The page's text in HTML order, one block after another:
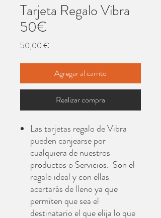
Tarjeta Regalo Vibra
50€
50,00 €
Agregar al carrito
Realizar compra
Las tarjetas regalo de Vibra
pueden canjearse por
cualquiera de nuestros
productos o Servicios. Son el
regalo ideal y con ellas
acertarás de lleno ya que
permiten que sea el
destinatario el que elija lo que